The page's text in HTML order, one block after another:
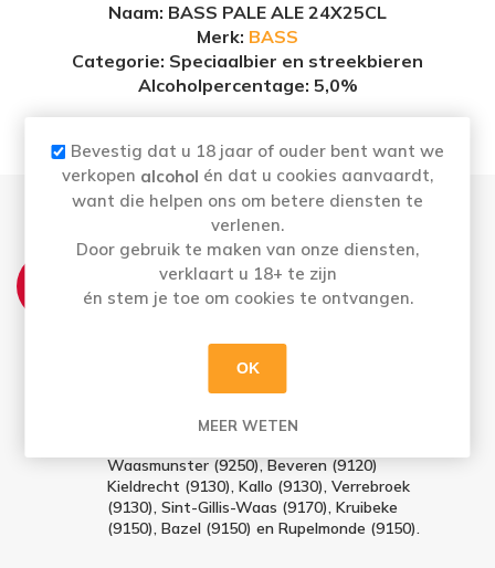
Naam: BASS PALE ALE 24X25CL
Merk: BASS
Categorie: Speciaalbier en streekbieren
Alcoholpercentage: 5,0%
THUISLEVERING:
Ma t.e.m. Vrij: Vóór 16u besteld = morgen in
16u) worden maandag geleverd
leeggoed) in Sint-Niklaas (9100), Belsele
Waasmunster (9250), Beveren (9120)
Kieldrecht (9130), Kallo (9130), Verrebroek
(9130), Sint-Gillis-Waas (9170), Kruibeke
(9150), Bazel (9150) en Rupelmonde (9150).
Bevestig dat u 18 jaar of ouder bent want we
verkopen alcohol én dat u cookies aanvaardt,
want die helpen ons om betere diensten te
verlenen.
Door gebruik te maken van onze diensten,
verklaart u 18+ te zijn
én stem je toe om cookies te ontvangen.
OK
MEER WETEN